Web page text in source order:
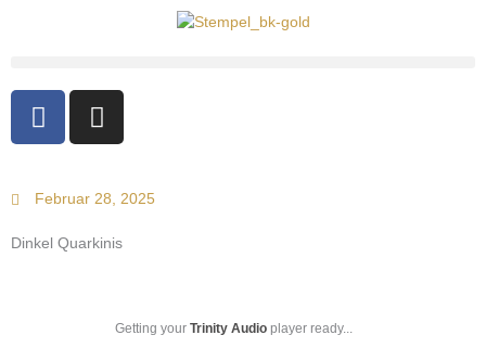
F
a
b
o
I
n
a
g
m
Februar 28, 2025
Dinkel Quarkinis
Getting your Trinity Audioplayer ready...